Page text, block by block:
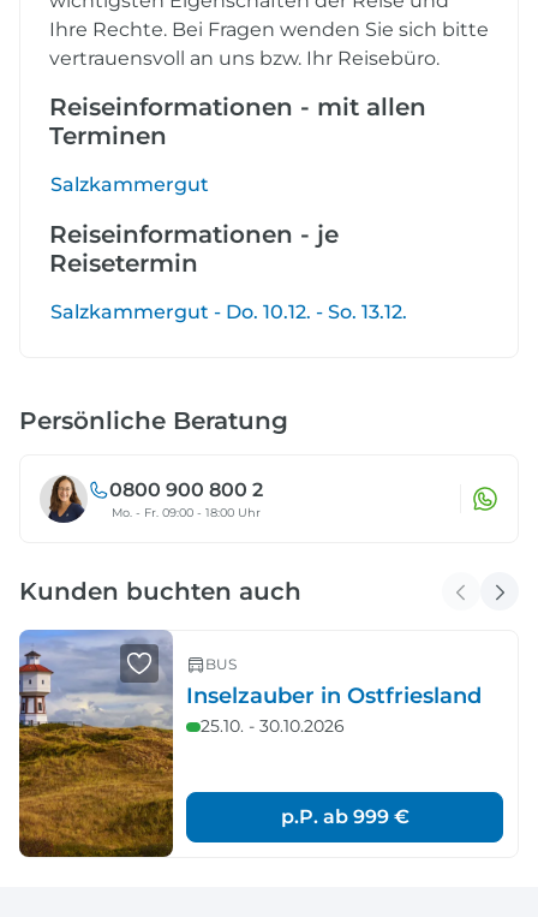
Ihre Rechte. Bei Fragen wenden Sie sich bitte
vertrauensvoll an uns bzw. Ihr Reisebüro.
Reiseinformationen - mit allen
Terminen
Salzkammergut
Reiseinformationen - je
Reisetermin
Salzkammergut - Do. 10.12. - So. 13.12.
Persönliche Beratung
0800 900 800 2
Mo. - Fr. 09:00 - 18:00 Uhr
Kunden buchten auch
BUS
Inselzauber in Ostfriesland
25.10. - 30.10.2026
p.P. ab 999 €